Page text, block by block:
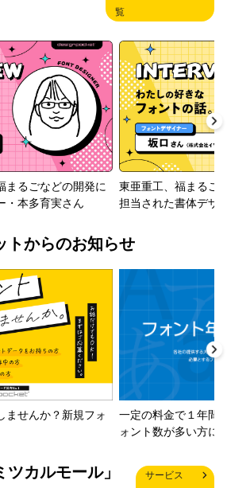
覧
まるごなどの開発に
・本多育実さん
東亜重工、福まるご
担当された書体デザ
トからのお知らせ
ませんか？新規フォ
一定の料金で１年間
ォント数が多い方に
カルモール」
サービス